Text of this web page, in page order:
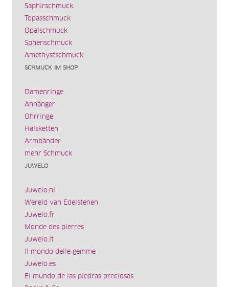
Saphirschmuck
Topasschmuck
Opalschmuck
Sphenschmuck
Amethystschmuck
SCHMUCK IM SHOP
Damenringe
Anhänger
Ohrringe
Halsketten
Armbänder
mehr Schmuck
JUWELO
Juwelo.nl
Wereld van Edelstenen
Juwelo.fr
Monde des pierres
Juwelo.it
Il mondo delle gemme
Juwelo.es
El mundo de las piedras preciosas